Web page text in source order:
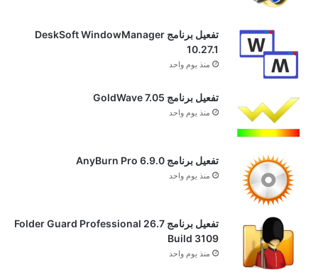
تفعيل برنامج DeskSoft WindowManager
10.27.1
منذ يوم واحد
تفعيل برنامج GoldWave 7.05
منذ يوم واحد
تفعيل برنامج AnyBurn Pro 6.9.0
منذ يوم واحد
تفعيل برنامج Folder Guard Professional 26.7
Build 3109
منذ يوم واحد